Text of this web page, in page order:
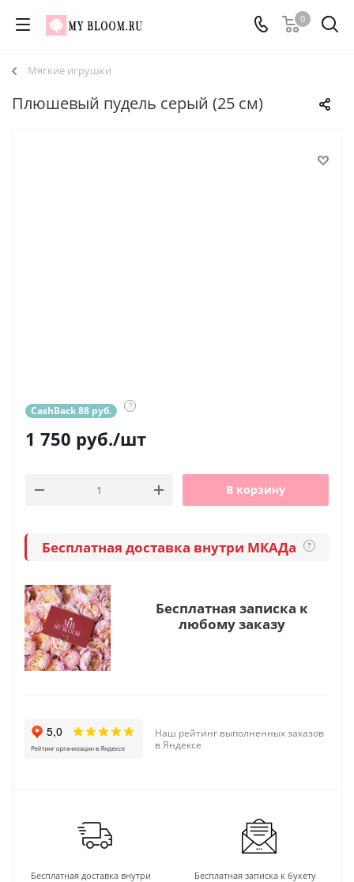
0
Мягкие игрушки
Плюшевый пудель серый (25 см)
CashBack 88 руб. ?
1 750 руб./шт
В корзину
Бесплатная доставка внутри МКАДа ?
Бесплатная записка к
любому заказу
Наш рейтинг выполненных заказов
в Яндексе
Бесплатная доставка внутри
Бесплатная записка к букету